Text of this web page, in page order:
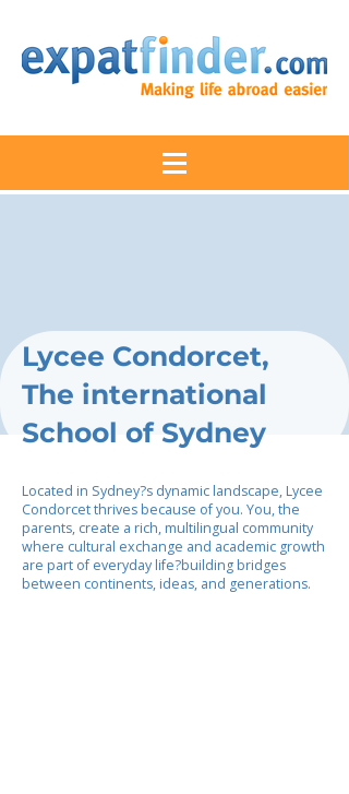
Lycee Condorcet,
The international
School of Sydney
Located in Sydney?s dynamic landscape, Lycee
Condorcet thrives because of you. You, the
parents, create a rich, multilingual community
where cultural exchange and academic growth
are part of everyday life?building bridges
between continents, ideas, and generations.